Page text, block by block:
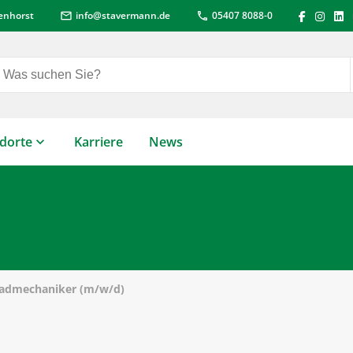
mail info@stavermann.de call 05407 8088-0
Karriere News
(m/w/d)